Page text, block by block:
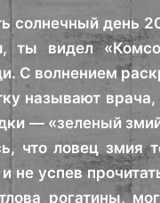
солнечный день
ты видел
С волнением
называют
— «зеленый
что ловец змия
и не успев
рогатины,